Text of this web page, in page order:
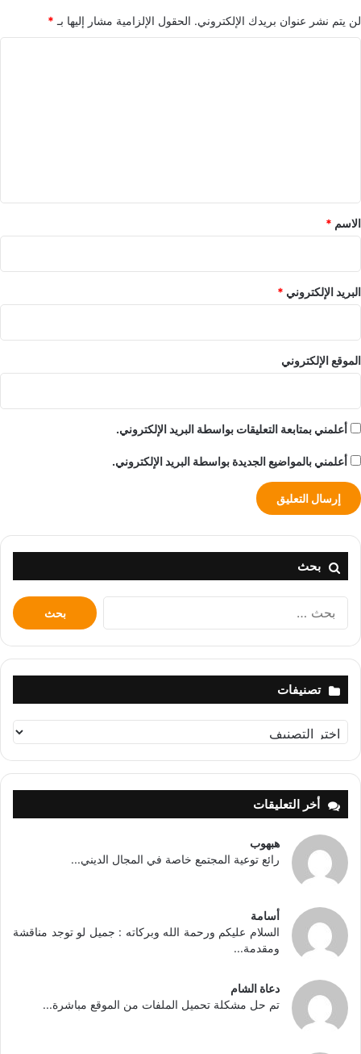
لن يتم نشر عنوان بريدك الإلكتروني. الحقول الإلزامية مشار إليها بـ *
*
الاسم *
البريد الإلكتروني *
الموقع الإلكتروني
أعلمني بمتابعة التعليقات بواسطة البريد الإلكتروني.
أعلمني بالمواضيع الجديدة بواسطة البريد الإلكتروني.
بحث
البحث
عن:
تصنيفات
تصنيفات
أخر التعليقات
هبهوب
رائع توعية المجتمع خاصة في المجال الديني...
أسامة
السلام عليكم ورحمة الله وبركاته : جميل لو توجد مناقشة
ومقدمة...
دعاة الشام
تم حل مشكلة تحميل الملفات من الموقع مباشرة...